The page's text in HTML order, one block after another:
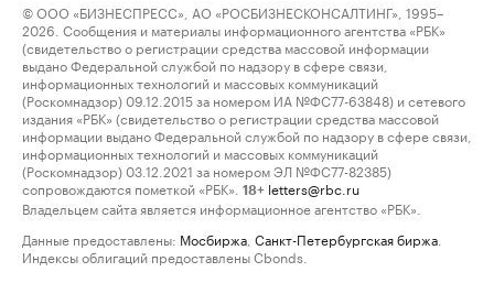
© ООО «БИЗНЕСПРЕСС», АО «РОСБИЗНЕСКОНСАЛТИНГ», 1995–
2026. Сообщения и материалы информационного агентства «РБК»
(свидетельство о регистрации средства массовой информации
выдано Федеральной службой по надзору в сфере связи,
информационных технологий и массовых коммуникаций
(Роскомнадзор) 09.12.2015 за номером ИА №ФС77-63848) и сетевого
издания «РБК» (свидетельство о регистрации средства массовой
информации выдано Федеральной службой по надзору в сфере связи,
информационных технологий и массовых коммуникаций
(Роскомнадзор) 03.12.2021 за номером ЭЛ №ФС77-82385)
сопровождаются пометкой «РБК».
18+ letters@rbc.ru
Владельцем сайта является информационное агентство «РБК».
Данные предоставлены: Мосбиржа Санкт-Петербургская биржа
Индексы облигаций предоставлены Cbonds.